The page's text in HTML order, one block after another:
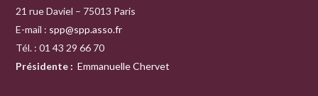
21 rue Daviel – 75013 Paris
E-mail : spp@spp.asso.fr
Tél. : 01 43 29 66 70
Présidente : Emmanuelle Chervet